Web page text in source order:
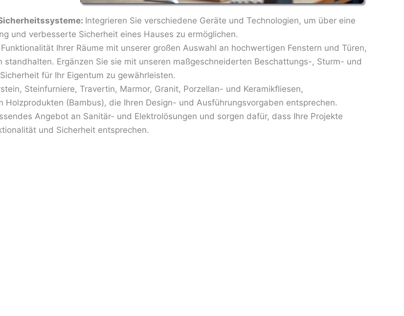
Integrieren Sie verschiedene Geräte und Technologien, um über eine
und verbesserte Sicherheit eines Hauses zu ermöglichen.
Ihrer Räume mit unserer großen Auswahl an hochwertigen Fenstern und Türen,
Ergänzen Sie sie mit unseren maßgeschneiderten Beschattungs-, Sturm- und
für Ihr Eigentum zu gewährleisten.
Steinfurniere, Travertin, Marmor, Granit, Porzellan- und Keramikfliesen,
(Bambus), die Ihren Design- und Ausführungsvorgaben entsprechen.
Angebot an Sanitär- und Elektrolösungen und sorgen dafür, dass Ihre Projekte
und Sicherheit entsprechen.